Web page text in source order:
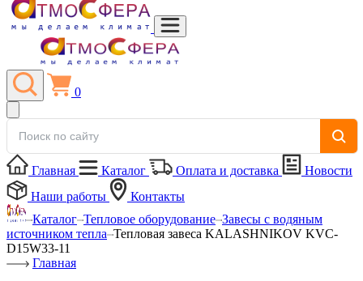
0
Главная Каталог Оплата и доставка
Новости
Наши работы
Контакты
Каталог Тепловое оборудование Завесы с водяным
источником тепла Тепловая завеса KALASHNIKOV KVC-
D15W33-11
Главная